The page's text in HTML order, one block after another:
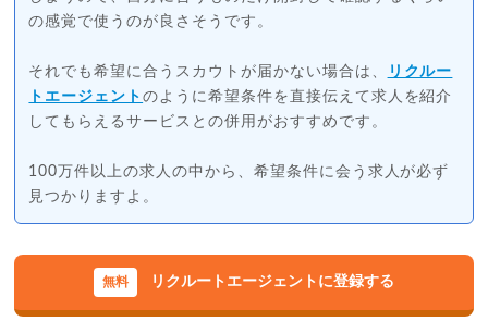
の感覚で使うのが良さそうです。
それでも希望に合うスカウトが届かない場合は、
リクルー
トエージェントのように希望条件を直接伝えて求人を紹介
してもらえるサービスとの併用がおすすめです。
100万件以上の求人の中から、希望条件に会う求人が必ず
見つかりますよ。
リクルートエージェントに登録する